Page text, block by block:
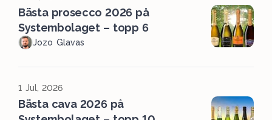
Bästa prosecco 2026 på
Systembolaget – topp 6
Jozo Glavas
1 Jul, 2026
Bästa cava 2026 på